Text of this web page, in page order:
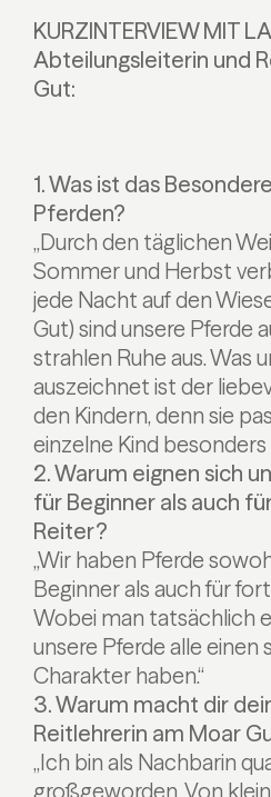
KURZINTERVIEW MIT
Abteilungsleiterin und
Gut:
1. Was ist das
Pferden?
„Durch den täglichen
Sommer und Herbst
jede Nacht auf den
Gut) sind unsere Pferde
strahlen Ruhe aus. Was
auszeichnet ist der
den Kindern, denn sie
einzelne Kind besonders
2. Warum eignen sich
für Beginner als auch
Reiter?
„Wir haben Pferde
Beginner als auch für
Wobei man tatsächlich
unsere Pferde alle
Charakter haben.“
3. Warum macht dir
Reitlehrerin am Moar
„Ich bin als Nachbarin
großgeworden. Von